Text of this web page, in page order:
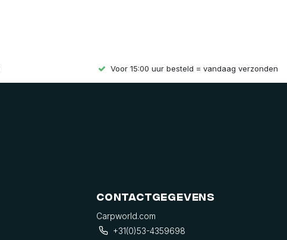
Voor 15:00 uur besteld = vandaag verzonden
Contactgegevens
Carpworld.com
+31(0)53-4359698